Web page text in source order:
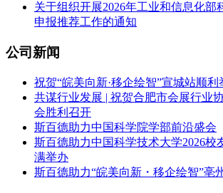
关于组织开展2026年工业和信息化部
申报推荐工作的通知
公司新闻
祝贺“皖美向新·移企绘智”宣城站顺利
共谋行业发展 | 祝贺合肥市会展行业
会胜利召开
斯百德助力中国科学院学部前沿盛会
斯百德助力中国科学技术大学2026校
满举办
斯百德助力“皖美向新・移企绘智”亳